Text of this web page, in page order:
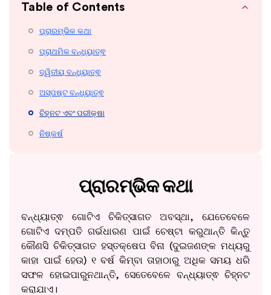
Table of Contents
ପ୍ରାରମ୍ଭିକ କଥା
ପ୍ରାଥମିକ ବନ୍ଧ୍ୟାତ୍ଵ
ଦ୍ୱିତୀୟ ବନ୍ଧ୍ୟାତ୍ଵ
ଅସ୍ପଷ୍ଟ ବନ୍ଧ୍ୟାତ୍ଵ
ଚିହ୍ନଟ ଏବଂ ପରୀକ୍ଷା
ନିଷ୍କର୍ଷ
ପ୍ରାରମ୍ଭିକ କଥା
ବନ୍ଧ୍ୟାତ୍ଵ ଗୋଟିଏ ଚିକିତ୍ସାଗତ ଅବସ୍ଥା, ଯେତେବେଳେ
ଗୋଟିଏ ଦମ୍ପତି ଗର୍ଭଧାରଣ ପାଇଁ ଚେଷ୍ଟା କରୁଥାନ୍ତି କିନ୍ତୁ
କୌଣସି ଚିକିତ୍ସାଗତ ହସ୍ତକ୍ଷେପ ବିନା (ଦୁଇଜଣଙ୍କ ମଧ୍ୟରୁ
କାହା ପାଇଁ ହେଉ) ୧ ବର୍ଷ କିମ୍ବା ତାହାଠାରୁ ଅଧିକ ସମୟ ଧରି
ସଫଳ ହୋଇପାରୁନଥାନ୍ତି, ସେତେବେଳେ ବନ୍ଧ୍ୟାତ୍ଵ ଚିହ୍ନଟ
କରାଯାଏ।